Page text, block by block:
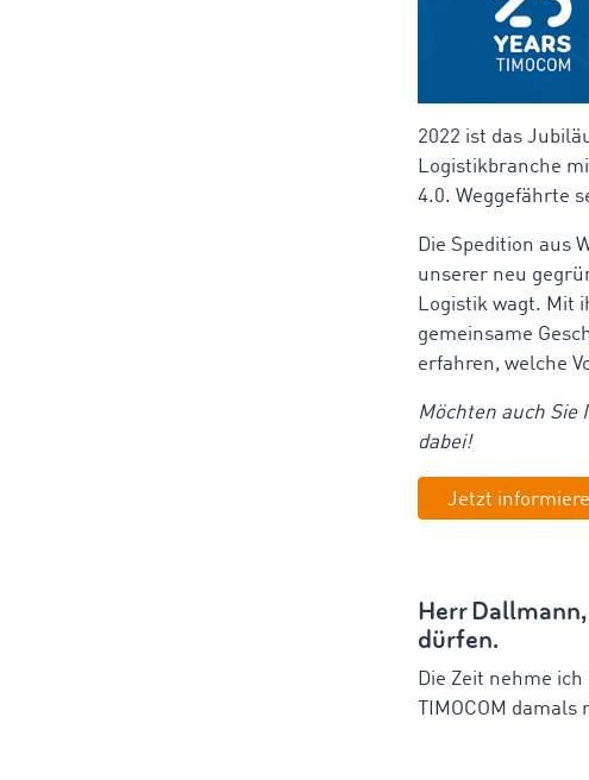
2022 ist das
Logistikbranche
4.0. Weggefährte
Die Spedition aus
unserer neu
Logistik wagt. Mit
gemeinsame
erfahren, welche
Möchten auch Sie
dabei!
Jetzt
Herr
dürfen.
Die Zeit nehme
TIMOCOM